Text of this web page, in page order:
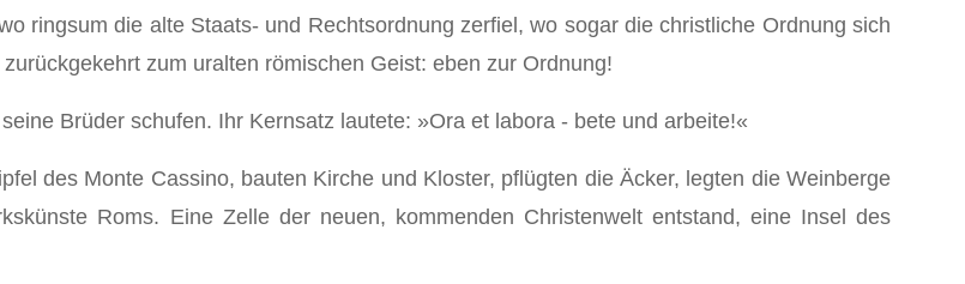
ringsum die alte Staats- und Rechtsordnung zerfiel, wo sogar die christliche Ordnung sich
zum uralten römischen Geist: eben zur Ordnung!
Brüder schufen. Ihr Kernsatz lautete: »Ora et labora - bete und arbeite!«
des Monte Cassino, bauten Kirche und Kloster, pflügten die Äcker, legten die Weinberge
Roms. Eine Zelle der neuen, kom­menden Christenwelt entstand, eine Insel des